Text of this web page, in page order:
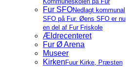
Fur SFONedlagt kommunal
SFO på Fur. Øens SFO er nu
en del af Fur Friskole
Ældrecenteret
Fur Ø Arena
Museer
Kirken Fuur Kirke, Præsten